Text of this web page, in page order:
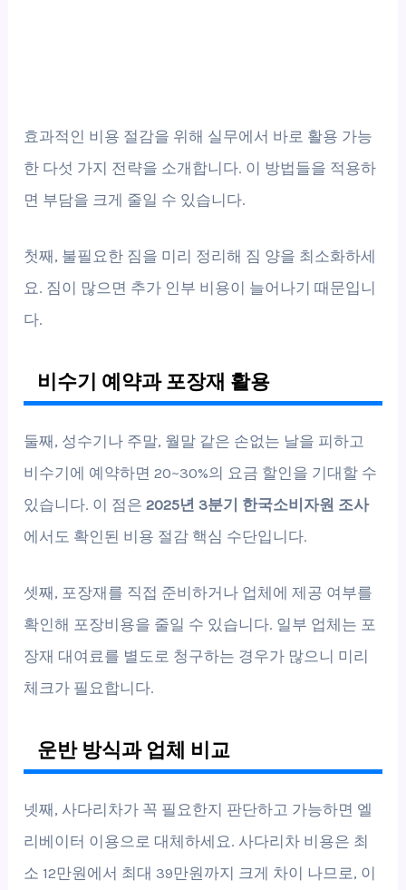
효과적인 비용 절감을 위해 실무에서 바로 활용 가능
한 다섯 가지 전략을 소개합니다. 이 방법들을 적용하
면 부담을 크게 줄일 수 있습니다.
첫째, 불필요한 짐을 미리 정리해 짐 양을 최소화하세
요. 짐이 많으면 추가 인부 비용이 늘어나기 때문입니
다.
비수기 예약과 포장재 활용
둘째, 성수기나 주말, 월말 같은 손없는 날을 피하고
비수기에 예약하면 20~30%의 요금 할인을 기대할 수
있습니다. 이 점은2025년 3분기 한국소비자원 조사
에서도 확인된 비용 절감 핵심 수단입니다.
셋째, 포장재를 직접 준비하거나 업체에 제공 여부를
확인해 포장비용을 줄일 수 있습니다. 일부 업체는 포
장재 대여료를 별도로 청구하는 경우가 많으니 미리
체크가 필요합니다.
운반 방식과 업체 비교
넷째, 사다리차가 꼭 필요한지 판단하고 가능하면 엘
리베이터 이용으로 대체하세요. 사다리차 비용은 최
소 12만원에서 최대 39만원까지 크게 차이 나므로, 이